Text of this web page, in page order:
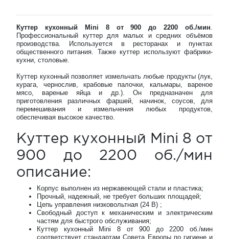
Куттер кухонный Mini 8 от 900 до 2200 об./мин.
Профессиональный куттер для малых и средних объёмов
производства. Используется в ресторанах и пунктах
общественного питания. Также куттер используют фабрики-
кухни, столовые.
Куттер кухонный позволяет измельчать любые продукты (лук,
курага, чернослив, крабовые палочки, кальмары, вареное
мясо, вареные яйца и др.). Он предназначен для
приготовления различных фаршей, начинок, соусов, для
перемешивания и измельчения любых продуктов,
обеспечивая высокое качество.
Куттер кухонный Mini 8 от
900 до 2200 об./мин
описание:
Корпус выполнен из нержавеющей стали и пластика;
Прочный, надежный, не требует больших площадей;
Цепь управления низковольтная (24 В) ;
Свободный доступ к механическим и электрическим
частям для быстрого обслуживания;
Куттер кухонный Mini 8 от 900 до 2200 об./мин
соответствует стандартам Совета Европы по гигиене и